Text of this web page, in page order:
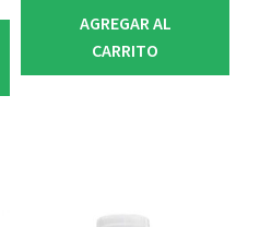
AGREGAR AL
CARRITO